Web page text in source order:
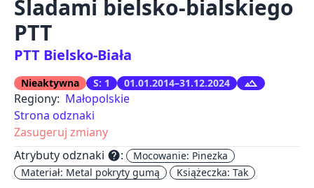
Śladami bielsko-bialskiego
PTT
PTT Bielsko-Biała
Nieaktywna S: 1 01.01.2014–31.12.2024
Regiony: Małopolskie
Strona odznaki
Zasugeruj zmiany
Atrybuty odznaki help:
Mocowanie: Pinezka
Materiał: Metal pokryty gumą
Książeczka: Tak